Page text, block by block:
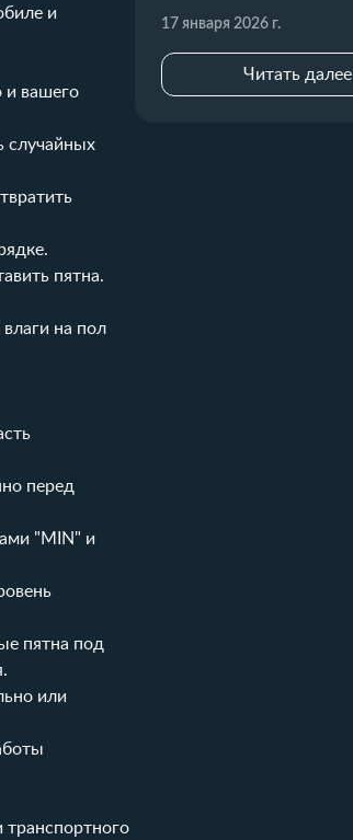
и
и вашего
случайных
пятна.
на пол
перед
"MIN" и
пятна под
или
транспортного
17 января 2026 г.
Читать далее